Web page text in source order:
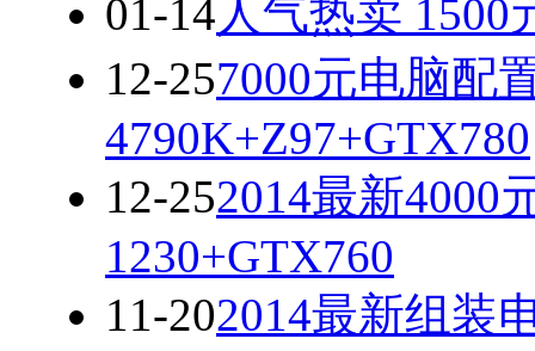
01-14人气热卖 1500
12-257000元电脑配
4790K+Z97+GTX780
12-252014最新4000
1230+GTX760
11-202014最新组装